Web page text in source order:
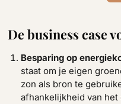
De business case
Besparing op
staat om je eigen
zon als bron te
afhankelijkheid van